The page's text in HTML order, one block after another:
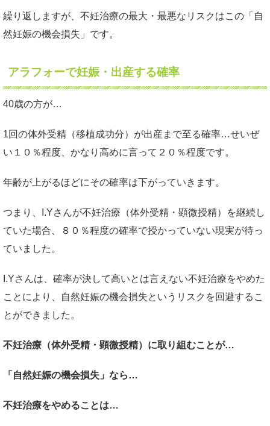
繰り返しますが、不妊治療の最大・最悪なリスクはこの「自
然妊娠の機会損失」です。
アラフォーで妊娠・出産する確率
40歳の方が…
1回の体外受精（移植成功分）が出産まで至る確率…せいぜ
い１０％程度、かなり高めに言って２０％程度です。
年齢が上がるほどにその確率は下がっていきます。
つまり、I.Yさんが不妊治療（体外受精・顕微授精）を継続し
ていた場合、８０％程度の確率で授かっていない現実が待っ
ていました。
I.Yさんは、確率が決して高いとは言えない不妊治療をやめた
ことにより、自然妊娠の機会損失というリスクを回避するこ
とができました。
不妊治療（体外受精・顕微授精）に取り組むことが…
「自然妊娠の機会損失」なら…
不妊治療をやめることは…